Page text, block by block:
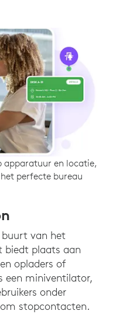
apparatuur en locatie,
perfecte bureau
van het
biedt plaats aan
opladers of
een miniventilator,
onder
stopcontacten.